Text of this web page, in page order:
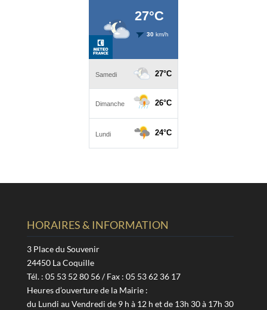
HORAIRES & INFORMATION
3 Place du Souvenir
24450 La Coquille
Tél. : 05 53 52 80 56 / Fax : 05 53 62 36 17
Heures d’ouverture de la Mairie :
du Lundi au Vendredi de 9 h à 12 h et de 13h 30 à 17h 30